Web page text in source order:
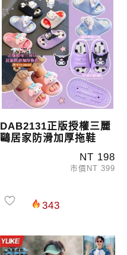
DAB2131正版授權三麗
鷗居家防滑加厚拖鞋
NT 198
市價NT 399
343